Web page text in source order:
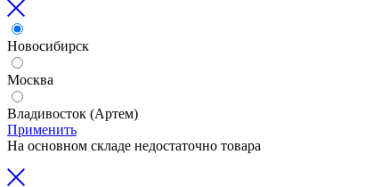
Новосибирск
Москва
Владивосток (Артем)
Применить
На основном складе недостаточно товара